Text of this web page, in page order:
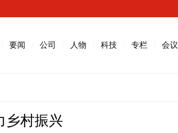
要闻 公司 人物 科技 专栏 会议
乡村振兴